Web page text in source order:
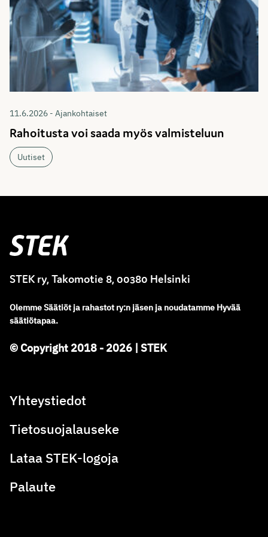
11.6.2026 - Ajankohtaiset
Rahoitusta voi saada myös valmisteluun
Uutiset
Stek
STEK ry, Takomotie 8, 00380 Helsinki
OlemmeSäätiöt ja rahastot ry:n jäsen ja noudatamme Hyvää
säätiötapaa.
© Copyright 2018 - 2026 | STEK
Yhteystiedot
Tietosuojalauseke
Lataa STEK-logoja
Palaute